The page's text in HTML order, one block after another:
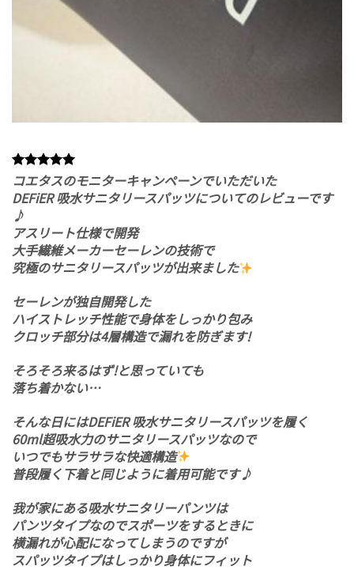
コエタスのモニターキャンペーンでいただいた
DEFiER 吸水サニタリースパッツについてのレビューです
♪
アスリート仕様で開発
大手繊維メーカーセーレンの技術で
究極のサニタリースパッツが出来ました
セーレンが独自開発した
ハイストレッチ性能で身体をしっかり包み
クロッチ部分は4層構造で漏れを防ぎます!
そろそろ来るはず!と思っていても
落ち着かない…
そんな日にはDEFiER 吸水サニタリースパッツを履く
60ml超吸水力のサニタリースパッツなので
いつでもサラサラな快適構造
普段履く下着と同じように着用可能です♪
我が家にある吸水サニタリーパンツは
パンツタイプなのでスポーツをするときに
横漏れが心配になってしまうのですが
スパッツタイプはしっかり身体にフィット